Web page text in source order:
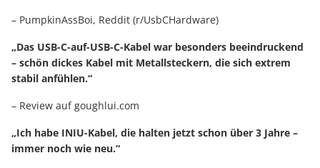
– PumpkinAssBoi, Reddit (r/UsbCHardware)
„Das USB-C-auf-USB-C-Kabel war besonders beeindruckend
– schön dickes Kabel mit Metallsteckern, die sich extrem
stabil anfühlen.“
– Review auf goughlui.com
„Ich habe INIU-Kabel, die halten jetzt schon über 3 Jahre –
immer noch wie neu.“